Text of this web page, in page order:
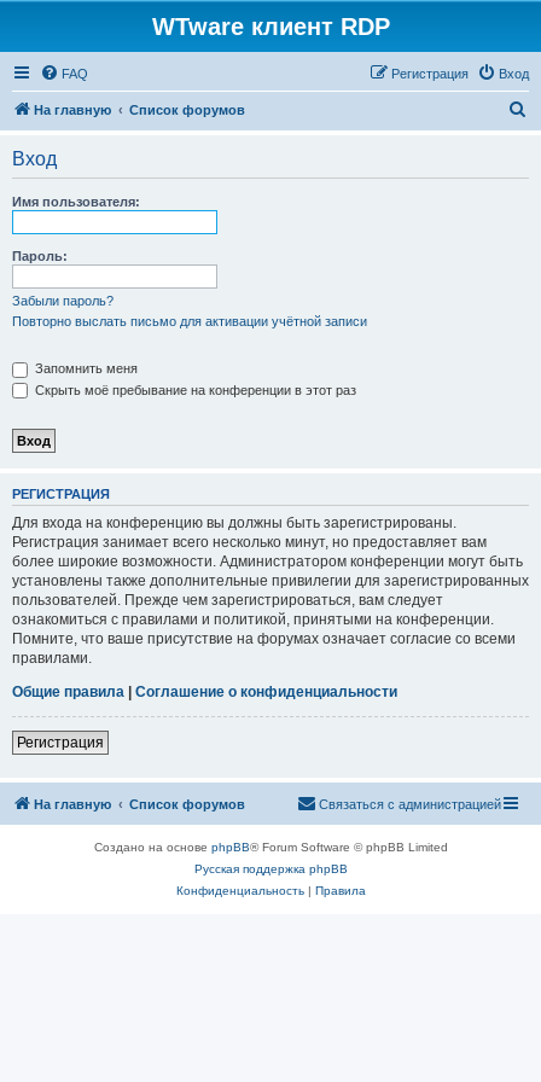
WTware клиент RDP
FAQ Вход
Регистрация
На главную Список форумов
Вход
Имя пользователя:
Пароль:
Забыли пароль?
Повторно выслать письмо для активации учётной записи
Запомнить меня
Скрыть моё пребывание на конференции в этот раз
РЕГИСТРАЦИЯ
Для входа на конференцию вы должны быть зарегистрированы.
Регистрация занимает всего несколько минут, но предоставляет вам
более широкие возможности. Администратором конференции могут быть
установлены также дополнительные привилегии для зарегистрированных
пользователей. Прежде чем зарегистрироваться, вам следует
ознакомиться с правилами и политикой, принятыми на конференции.
Помните, что ваше присутствие на форумах означает согласие со всеми
правилами.
Общие правила | Соглашение о конфиденциальности
Регистрация
На главную Список форумов Связаться с администрацией
Создано на основе phpBB® Forum Software © phpBB Limited
Русская поддержка phpBB
Конфиденциальность| Правила